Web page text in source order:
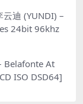
迪 (YUNDI) –
24bit 96khz
Belafonte At
ISO DSD64]